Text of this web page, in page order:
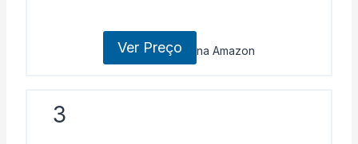
Ver Preço na Amazon
3